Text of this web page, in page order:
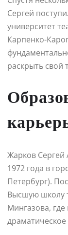
Сергей
университет
Карпенко-
раскрыть свой
Жарков Сергей
1972 года в
Петербург).
Высшую школу
Мингазова, где
драматическое